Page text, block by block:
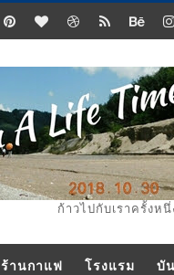
ก้าวไปกับเราครั้งห
ร้านกาแฟ โรงแรม บั